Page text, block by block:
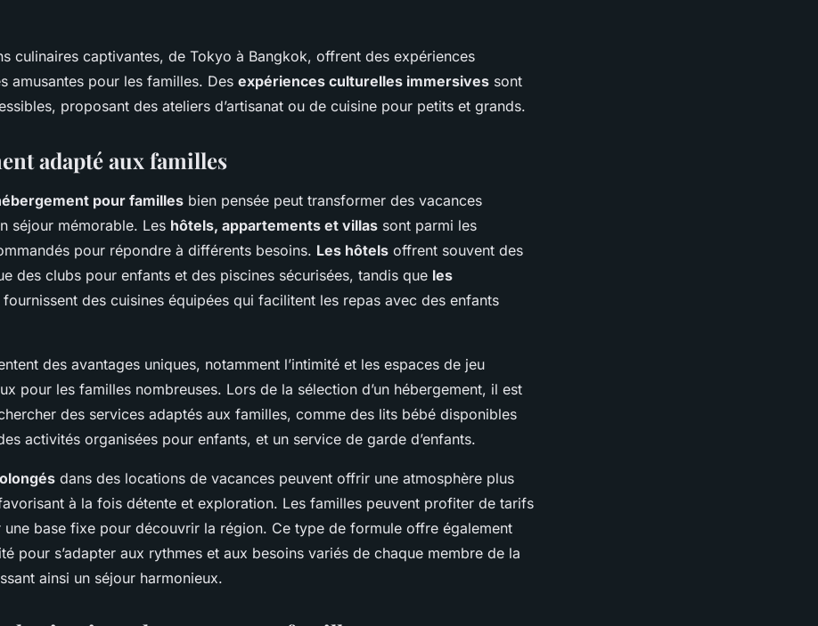
culinaires captivantes, de Tokyo à Bangkok, offrent des expériences
amusantes pour les familles. Des expériences culturelles immersives sont
proposant des ateliers d’artisanat ou de cuisine pour petits et grands.
adapté aux familles
pour familles bien pensée peut transformer des vacances
séjour mémorable. Les hôtels, appartements et villas sont parmi les
pour répondre à différents besoins. Les hôtels offrent souvent des
des clubs pour enfants et des piscines sécurisées, tandis que les
fournissent des cuisines équipées qui facilitent les repas avec des enfants
des avantages uniques, notamment l’intimité et les espaces de jeu
pour les familles nombreuses. Lors de la sélection d’un hébergement, il est
des services adaptés aux familles, comme des lits bébé disponibles
activités organisées pour enfants, et un service de garde d’enfants.
dans des locations de vacances peuvent offrir une atmosphère plus
à la fois détente et exploration. Les familles peuvent profiter de tarifs
une base fixe pour découvrir la région. Ce type de formule offre également
pour s’adapter aux rythmes et aux besoins variés de chaque membre de la
ainsi un séjour harmonieux.